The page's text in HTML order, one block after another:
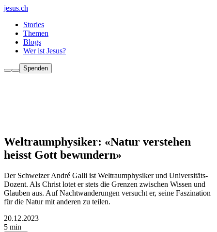
jesus.ch
Stories
Themen
Blogs
Wer ist Jesus?
Spenden
Weltraumphysiker: «Natur verstehen
heisst Gott bewundern»
Der Schweizer André Galli ist Weltraumphysiker und Universitäts-
Dozent. Als Christ lotet er stets die Grenzen zwischen Wissen und
Glauben aus. Auf Nachtwanderungen versucht er, seine Faszination
für die Natur mit anderen zu teilen.
20.12.2023
5 min